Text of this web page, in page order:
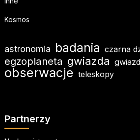
Kosmos
astronomia badania czarna
egzoplaneta gwiazda
obserwacje teleskopy
Partnerzy